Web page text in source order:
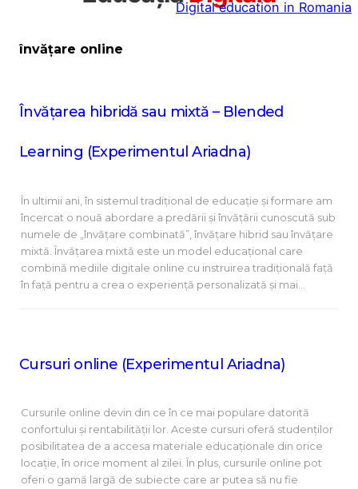
Digital education in Romania
învățare online
Învățarea hibridă sau mixtă – Blended
Learning (Experimentul Ariadna)
În ultimii ani, în sistemul tradițional de educație și formare am
încercat o nouă abordare a predării și învățării cunoscută sub
numele de „învățare combinată”, învățare hibrid sau învățare
mixtă. Învățarea mixtă este un model educațional care
combină mediile digitale online cu instruirea tradițională față
în față pentru a crea o experiență personalizată și mai…
Cursuri online (Experimentul Ariadna)
Cursurile online devin din ce în ce mai populare datorită
confortului și rentabilității lor. Aceste cursuri oferă studenților
posibilitatea de a accesa materiale educaționale din orice
locație, în orice moment al zilei. În plus, cursurile online pot
oferi o gamă largă de subiecte care ar putea să nu fie